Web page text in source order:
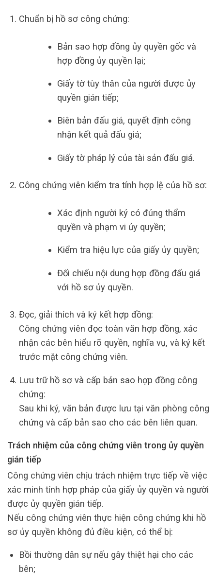
Chuẩn bị hồ sơ công chứng:
Bản sao hợp đồng ủy quyền gốc và
hợp đồng ủy quyền lại;
Giấy tờ tùy thân của người được ủy
quyền gián tiếp;
Biên bản đấu giá, quyết định công
nhận kết quả đấu giá;
Giấy tờ pháp lý của tài sản đấu giá.
Công chứng viên kiểm tra tính hợp lệ của hồ sơ:
Xác định người ký có đúng thẩm
quyền và phạm vi ủy quyền;
Kiểm tra hiệu lực của giấy ủy quyền;
Đối chiếu nội dung hợp đồng đấu giá
với hồ sơ ủy quyền.
Đọc, giải thích và ký kết hợp đồng:
Công chứng viên đọc toàn văn hợp đồng, xác
nhận các bên hiểu rõ quyền, nghĩa vụ, và ký kết
trước mặt công chứng viên.
Lưu trữ hồ sơ và cấp bản sao hợp đồng công
chứng:
Sau khi ký, văn bản được lưu tại văn phòng công
chứng và cấp bản sao cho các bên liên quan.
Trách nhiệm của công chứng viên trong ủy quyền
gián tiếp
Công chứng viên chịu trách nhiệm trực tiếp về việc
xác minh tính hợp pháp của giấy ủy quyền và người
được ủy quyền gián tiếp.
Nếu công chứng viên thực hiện công chứng khi hồ
sơ ủy quyền không đủ điều kiện, có thể bị:
Bồi thường dân sự nếu gây thiệt hại cho các
bên;